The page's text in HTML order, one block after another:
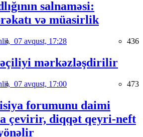
salnaməsi:
və müasirlik
07 avqust, 17:28 436
mərkəzləşdirilir
07 avqust, 17:00 473
forumunu daimi
çevirir, diqqət qeyri-neft